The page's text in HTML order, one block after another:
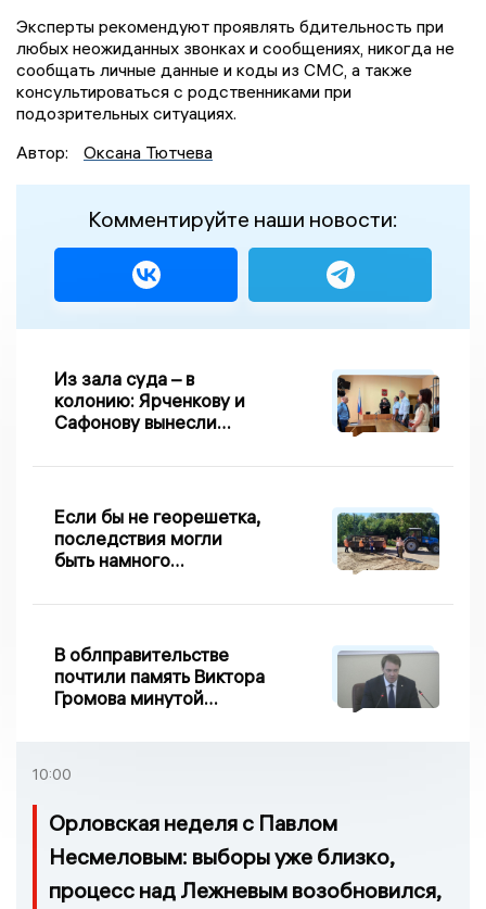
Эксперты рекомендуют проявлять бдительность при
любых неожиданных звонках и сообщениях, никогда не
сообщать личные данные и коды из СМС, а также
консультироваться с родственниками при
подозрительных ситуациях.
Автор:
Оксана Тютчева
Комментируйте наши новости:
Из зала суда – в
колонию: Ярченкову и
Сафонову вынесли
взятке
Если бы не георешетка,
последствия могли
быть намного
сходе песка на
В облправительстве
почтили память Виктора
Громова минутой
10:00
Орловская неделя с Павлом
Несмеловым: выборы уже близко,
процесс над Лежневым возобновился,